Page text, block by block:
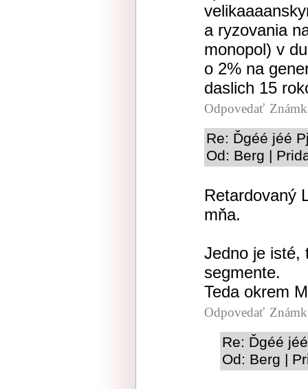
a ryzovania
monopol) v
o 2% na
daslich 15
Odpovedať
Re: Ďgéé jéé
Od: Berg |
Retardovaný
mňa.
Jedno je isté,
segmente.
Teda okrem
Odpovedať
Re: Ďgéé
Od: Berg |